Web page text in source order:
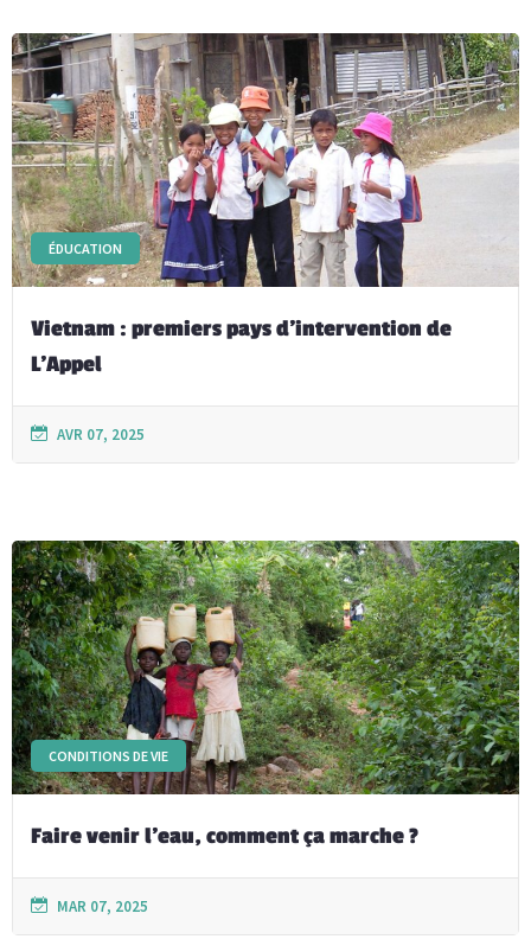
ÉDUCATION
Vietnam : premiers pays d’intervention de
L’Appel
AVR 07, 2025
CONDITIONS DE VIE
Faire venir l’eau, comment ça marche ?
MAR 07, 2025